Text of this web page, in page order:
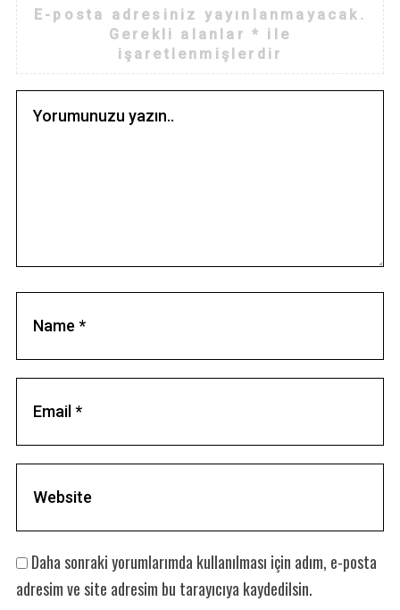
E-posta adresiniz yayınlanmayacak.
Gerekli alanlar* ile
işaretlenmişlerdir
Daha sonraki yorumlarımda kullanılması için adım, e-posta
adresim ve site adresim bu tarayıcıya kaydedilsin.